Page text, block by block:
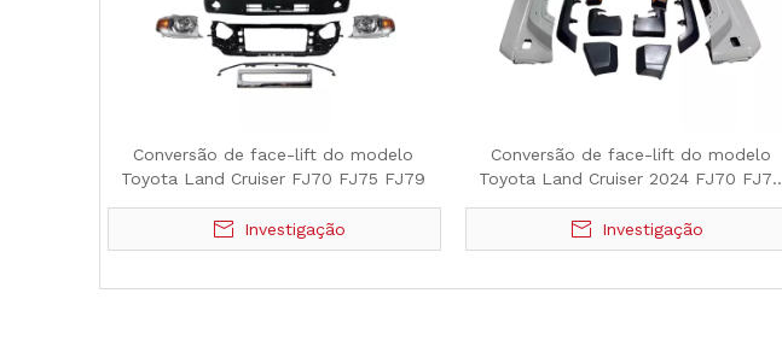
Conversão de face-lift do modelo
Toyota Land Cruiser FJ70 FJ75 FJ79
Investigação
Conversão de face-lift do modelo
Toyota Land Cruiser 2024 FJ70 FJ75
Investigação